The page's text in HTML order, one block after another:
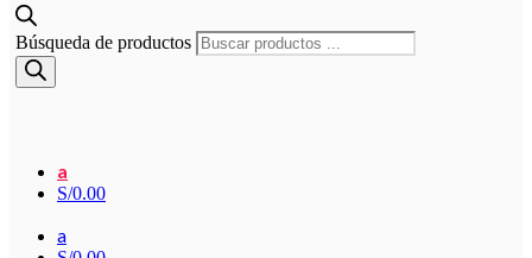
Búsqueda de productos
a
S/0.00
a